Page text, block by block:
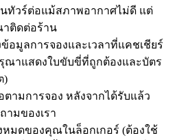
นทัวร์ต่อแม้สภาพอากาศไม่ดี แต่
ติดต่อร้าน
อมูลการจองและเวลาที่แคชเชียร์
ณาแสดงใบขับขี่ที่ถูกต้องและบัตร
)
ตามการจอง หลังจากได้รับแล้ว
มของเรา
มดของคุณในล็อกเกอร์ (ต้องใช้